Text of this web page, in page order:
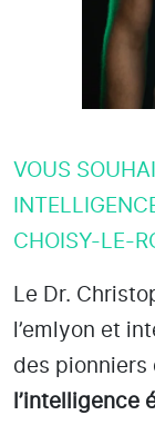
VOUS
CHOISY-LE-
Le Dr.
l’emlyon et
des pionniers
l’intelligence